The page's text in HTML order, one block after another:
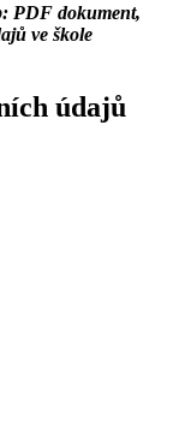
PDF dokument,
ve škole
údajů